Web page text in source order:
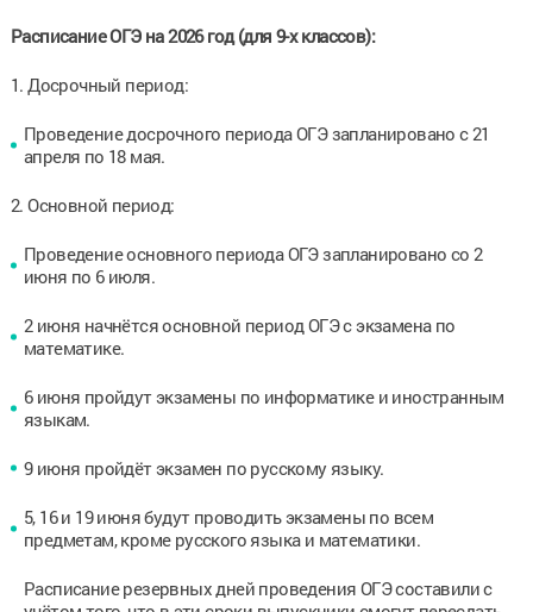
Расписание ОГЭ на 2026 год (для 9-х классов):
1. Досрочный период:
Проведение досрочного периода ОГЭ запланировано с 21
апреля по 18 мая.
2. Основной период:
Проведение основного периода ОГЭ запланировано со 2
июня по 6 июля.
2 июня начнётся основной период ОГЭ с экзамена по
математике.
6 июня пройдут экзамены по информатике и иностранным
языкам.
9 июня пройдёт экзамен по русскому языку.
5, 16 и 19 июня будут проводить экзамены по всем
предметам, кроме русского языка и математики.
Расписание резервных дней проведения ОГЭ составили с